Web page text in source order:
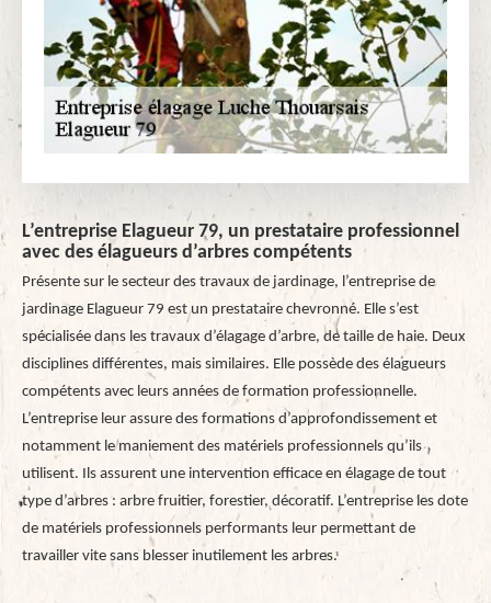
L’entreprise Elagueur 79, un prestataire professionnel
avec des élagueurs d’arbres compétents
Présente sur le secteur des travaux de jardinage, l’entreprise de
jardinage Elagueur 79 est un prestataire chevronné. Elle s’est
spécialisée dans les travaux d’élagage d’arbre, de taille de haie. Deux
disciplines différentes, mais similaires. Elle possède des élagueurs
compétents avec leurs années de formation professionnelle.
L’entreprise leur assure des formations d’approfondissement et
notamment le maniement des matériels professionnels qu’ils
utilisent. Ils assurent une intervention efficace en élagage de tout
type d’arbres : arbre fruitier, forestier, décoratif. L’entreprise les dote
de matériels professionnels performants leur permettant de
travailler vite sans blesser inutilement les arbres.